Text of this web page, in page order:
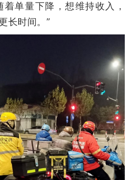
单量下降，想维持收入，
长时间。”